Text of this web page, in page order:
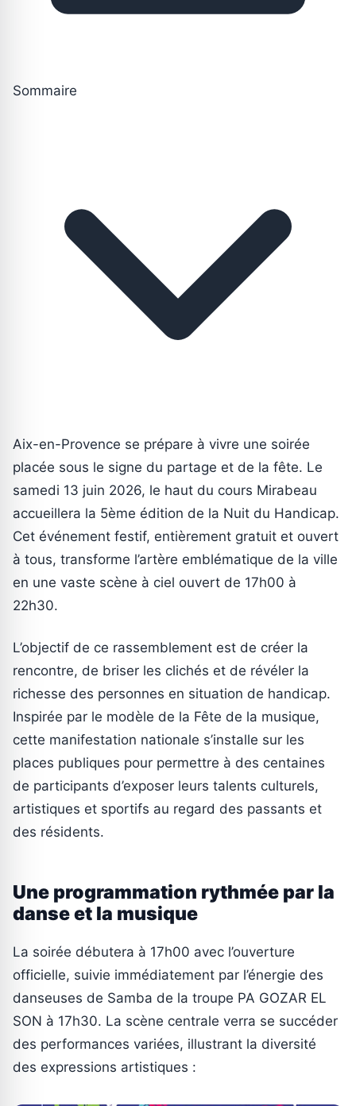
Sommaire
Aix-en-Provence se prépare à vivre une soirée
placée sous le signe du partage et de la fête. Le
samedi 13 juin 2026, le haut du cours Mirabeau
accueillera la 5ème édition de la Nuit du Handicap.
Cet événement festif, entièrement gratuit et ouvert
à tous, transforme l’artère emblématique de la ville
en une vaste scène à ciel ouvert de 17h00 à
22h30.
L’objectif de ce rassemblement est de créer la
rencontre, de briser les clichés et de révéler la
richesse des personnes en situation de handicap.
Inspirée par le modèle de la Fête de la musique,
cette manifestation nationale s’installe sur les
places publiques pour permettre à des centaines
de participants d’exposer leurs talents culturels,
artistiques et sportifs au regard des passants et
des résidents.
Une programmation rythmée par la
danse et la musique
La soirée débutera à 17h00 avec l’ouverture
officielle, suivie immédiatement par l’énergie des
danseuses de Samba de la troupe PA GOZAR EL
SON à 17h30. La scène centrale verra se succéder
des performances variées, illustrant la diversité
des expressions artistiques :